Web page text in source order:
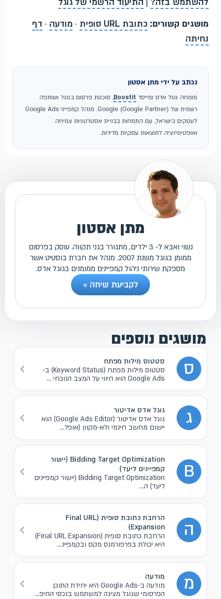
מושגים קשורים: כתובת URL סופית · מודעה · דף
נחיתה
נכתב על ידי מתן אסטון
מומחה גוגל אדס ומייסד Boostit, סוכנות פרסום בגוגל ושותפה
רשמית של Google (Google Partner). מנהל קמפייני Google Ads
לעסקים בישראל, עם התמחות בבניית אסטרטגיות צמיחה
ואופטימיזציה לתוצאות עסקיות מדידות.
מתן אסטון
נשוי ואבא ל- 3 ילדים, מתגורר בגני תקווה. עוסק בפרסום
ממומן בגוגל משנת 2007. מנהל את חברת בוסטיט אשר
מספקת שירותי ניהול קמפיינים ממומנים בגוגל אדס.
לקביעת שיחה »
מושגים נוספים
ס
סטטוס מילות מפתח
סטטוס מילות מפתח (Keyword Status) ב-
Google Ads הוא חיווי על המצב הנוכחי ...
ג
גוגל אדס אדיטור
גוגל אדס אדיטור (Google Ads Editor) הוא
יישום מחשב חינמי ולא-מקוון (אופל...
B
Bidding Target Optimization (יישור
קמפיינים ליעד)
Bidding Target Optimization (יישור קמפיינים
ליעד) ה...
ה
הרחבת כתובת סופית (Final URL
Expansion)
הרחבת כתובת סופית (Final URL Expansion)
היא יכולת בפרפורמנס מקס ובקמפיינ...
מ
מודעה
מודעה ב-Google Ads היא יחידת התוכן
הפרסומי שגוגל מציגה למשתמש בנכסי החיפ...